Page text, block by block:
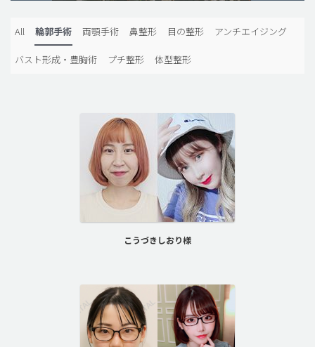
メンズ整形
idリアルストーリー
All 輪郭手術 両顎手術 鼻整形 目の整形 アンチエイジング
バスト形成・豊胸術 プチ整形 体型整形
こうづきしおり様